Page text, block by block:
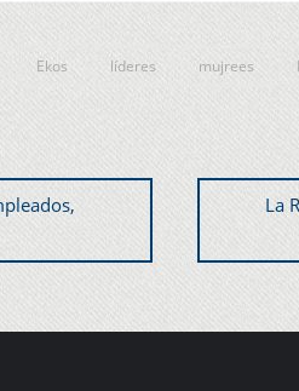
Ekos líderes mujrees
La